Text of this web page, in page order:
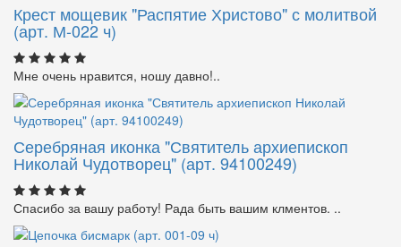
Крест мощевик "Распятие Христово" с молитвой
(арт. М-022 ч)
Мне очень нравится, ношу давно!..
Серебряная иконка "Святитель архиепископ
Николай Чудотворец" (арт. 94100249)
Спасибо за вашу работу! Рада быть вашим клментов. ..